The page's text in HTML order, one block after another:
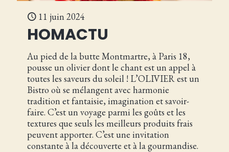
11 juin 2024
HOMACTU
Au pied de la butte Montmartre, à Paris 18,
pousse un olivier dont le chant est un appel à
toutes les saveurs du soleil ! L’OLIVIER est un
Bistro où se mélangent avec harmonie
tradition et fantaisie, imagination et savoir-
faire. C’est un voyage parmi les goûts et les
textures que seuls les meilleurs produits frais
peuvent apporter. C’est une invitation
constante à la découverte et à la gourmandise.